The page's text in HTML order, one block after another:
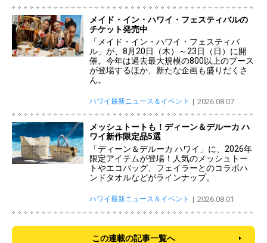
メイド・イン・ハワイ・フェスティバルの
チケット発売中
「メイド・イン・ハワイ・フェスティバ
ル」が、8月20日（木）～23日（日）に開
催。今年は過去最大規模の800以上のブース
が登場するほか、新たな企画も盛りだくさ
ん。
ハワイ最新ニュース＆イベント 2026.08.07
メッシュトートも！ディーン＆デルーカ ハ
ワイ新作限定品5選
「ディーン＆デルーカ ハワイ」に、2026年
限定アイテムが登場！人気のメッシュトー
トやエコバッグ、フェイラーとのコラボハ
ンドタオルなどがラインナップ。
ハワイ最新ニュース＆イベント 2026.08.01
この連載の記事一覧へ